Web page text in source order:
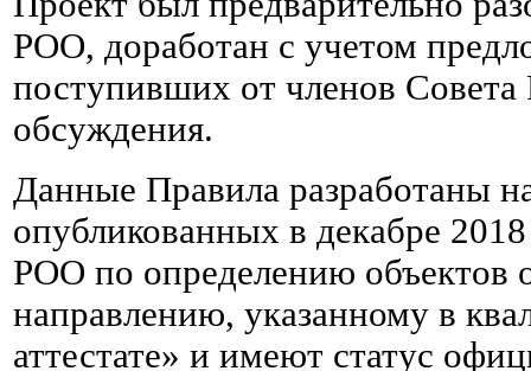
РОО, доработан с учетом
поступивших от членов
обсуждения.
Данные Правила разработаны
опубликованных в декабре
РОО по определению объектов
направлению, указанному в
аттестате» и имеют статус